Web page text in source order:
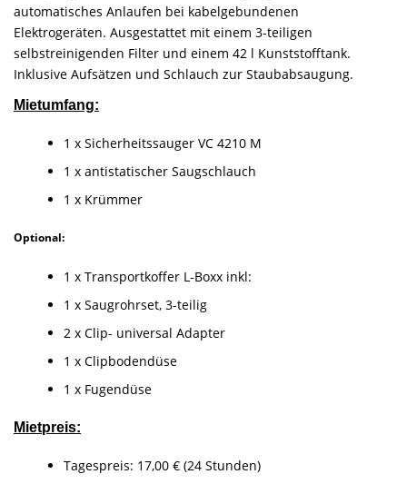
automatisches Anlaufen bei kabelgebundenen
Elektrogeräten. Ausgestattet mit einem 3-teiligen
selbstreinigenden Filter und einem 42 l Kunststofftank.
Inklusive Aufsätzen und Schlauch zur Staubabsaugung.
Mietumfang:
1 x Sicherheitssauger VC 4210 M
1 x antistatischer Saugschlauch
1 x Krümmer
Optional:
1 x Transportkoffer L-Boxx inkl:
1 x Saugrohrset, 3-teilig
2 x Clip- universal Adapter
1 x Clipbodendüse
1 x Fugendüse
Mietpreis:
Tagespreis: 17,00 € (24 Stunden)